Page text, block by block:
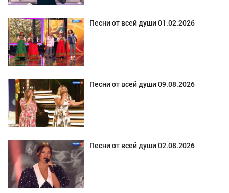
Песни от всей души 01.02.2026
Песни от всей души 09.08.2026
Песни от всей души 02.08.2026